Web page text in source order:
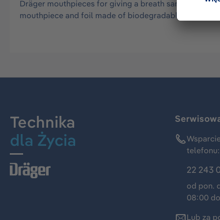
Dräger mouthpieces for giving a breath sample with
mouthpiece and foil made of biodegradable plastic
Technika
dla Życia
telefonu:
22 243
od pon.
08:00
Lub za